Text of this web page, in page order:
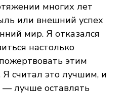
многих лет
или внешний успех
мир. Я отказался
настолько
этим
считал это лучшим, и
лучше оставлять